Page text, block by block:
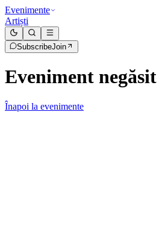
Evenimente
Artiști
SubscribeJoin
Eveniment negăsit
Înapoi la evenimente